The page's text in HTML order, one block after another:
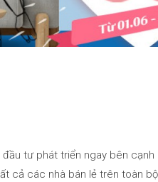
tư phát triển ngay bên cạnh
cả các nhà bán lẻ trên toàn